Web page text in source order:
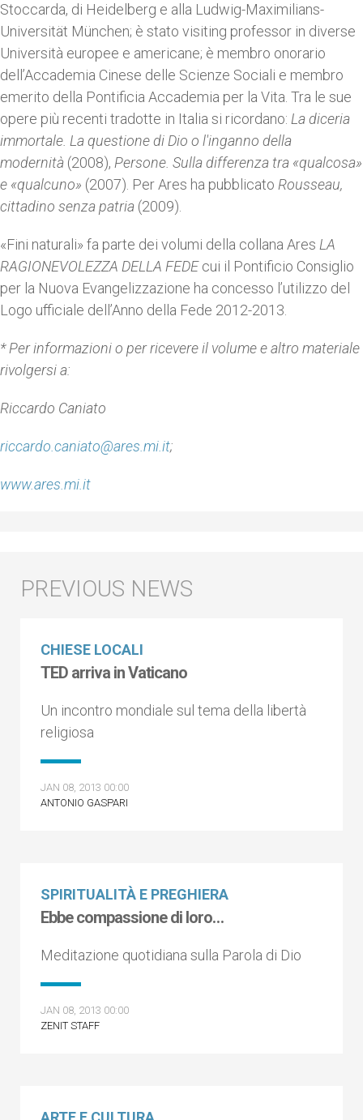
Stoccarda, di Heidelberg e alla Ludwig-Maximilians-
Universität München; è stato visiting professor in diverse
Università europee e americane; è membro onorario
dell’Accademia Cinese delle Scienze Sociali e membro
emerito della Pontificia Accademia per la Vita. Tra le sue
opere più recenti tradotte in Italia si ricordano: La diceria
immortale. La questione di Dio o l'inganno della
modernità (2008), Persone. Sulla differenza tra «qualcosa»
e «qualcuno» (2007). Per Ares ha pubblicato Rousseau,
cittadino senza patria (2009).
«Fini naturali» fa parte dei volumi della collana Ares LA
RAGIONEVOLEZZA DELLA FEDEcui il Pontificio Consiglio
per la Nuova Evangelizzazione ha concesso l’utilizzo del
Logo ufficiale dell’Anno della Fede 2012-2013.
* Per informazioni o per ricevere il volume e altro materiale
rivolgersi a:
Riccardo Caniato
riccardo.caniato@ares.mi.it;
www.ares.mi.it
CHIESE LOCALI
TED arriva in Vaticano
Un incontro mondiale sul tema della libertà
religiosa
JAN 08, 2013 00:00
ANTONIO GASPARI
SPIRITUALITÀ E PREGHIERA
Ebbe compassione di loro…
Meditazione quotidiana sulla Parola di Dio
JAN 08, 2013 00:00
ZENIT STAFF